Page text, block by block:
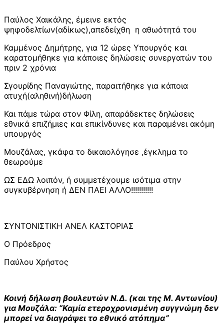
Παύλος Χαικάλης, έμεινε εκτός
ψηφοδελτίων(αδίκως),απεδείχθη η αθωότητά του
Καμμένος Δημήτρης, για 12 ώρες Υπουργός και
καρατομήθηκε για κάποιες δηλώσεις συνεργατών του
πριν 2 χρόνια
Σγουρίδης Παναγιώτης, παραιτήθηκε για κάποια
ατυχή(αληθινή)δήλωση
Και πάμε τώρα στον Φίλη, απαράδεκτες δηλώσεις
εθνικά επιζήμιες και επικίνδυνες και παραμένει ακόμη
υπουργός
Μουζάλας, γκάφα το δικαιολόγησε ,έγκλημα το
θεωρούμε
ΩΣ ΕΔΩ λοιπόν, ή συμμετέχουμε ισότιμα στην
συγκυβέρνηση ή ΔΕΝ ΠΑΕΙ ΑΛΛΟ!!!!!!!!!!!
ΣΥΝΤΟΝΙΣΤΙΚΗ ΑΝΕΛ ΚΑΣΤΟΡΙΑΣ
Ο Πρόεδρος
Παύλου Χρήστος
Κοινή δήλωση βουλευτών Ν.Δ. (και της Μ. Αντωνίου)
για Μουζάλα: “Καμία ετεροχρονισμένη συγγνώμη δεν
μπορεί να διαγράψει το εθνικό ατόπημα”